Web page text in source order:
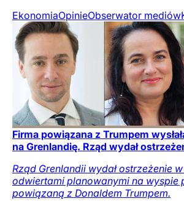
EkonomiaOpinieObserwator mediów
Firma powiązana z Trumpem
na Grenlandię. Rząd wydał
Rząd Grenlandii wydał ostrzeżenie
odwiertami planowanymi na wyspie
powiązaną z Donaldem Trumpem.